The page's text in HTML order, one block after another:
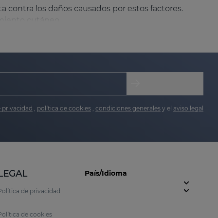
contra los daños causados ​​por estos factores.
cutáneo.
los beneficios antienvejecimiento,
y protege el ADN. También mejora el
radiación UV.
Además, favorece la elasticidad y firmeza de
privacidad política de cookies condiciones generales y el aviso legal
de privacidad
de cookies
País/Idioma